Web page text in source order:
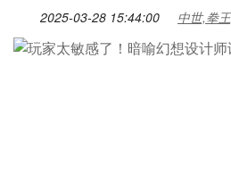
2025-03-28 15:44:00 中世,拳